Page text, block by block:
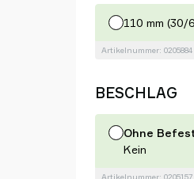
110 mm (30/
Artikelnummer: 0205884
BESCHLAG
Ohne
Kein
Artikelnummer: 0205157